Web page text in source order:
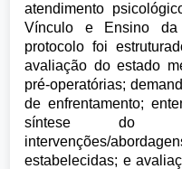
atendimento
Vínculo e Ensino da
protocolo foi
avaliação do estado
pré-operatórias;
de enfrentamento;
síntese do
intervenções/
estabelecidas; e